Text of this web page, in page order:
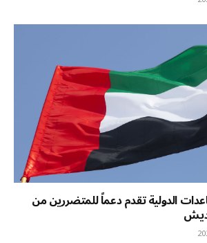
الدولية تقدم دعماً للمتضررين من